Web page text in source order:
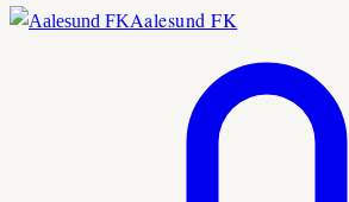
Aalesund FK